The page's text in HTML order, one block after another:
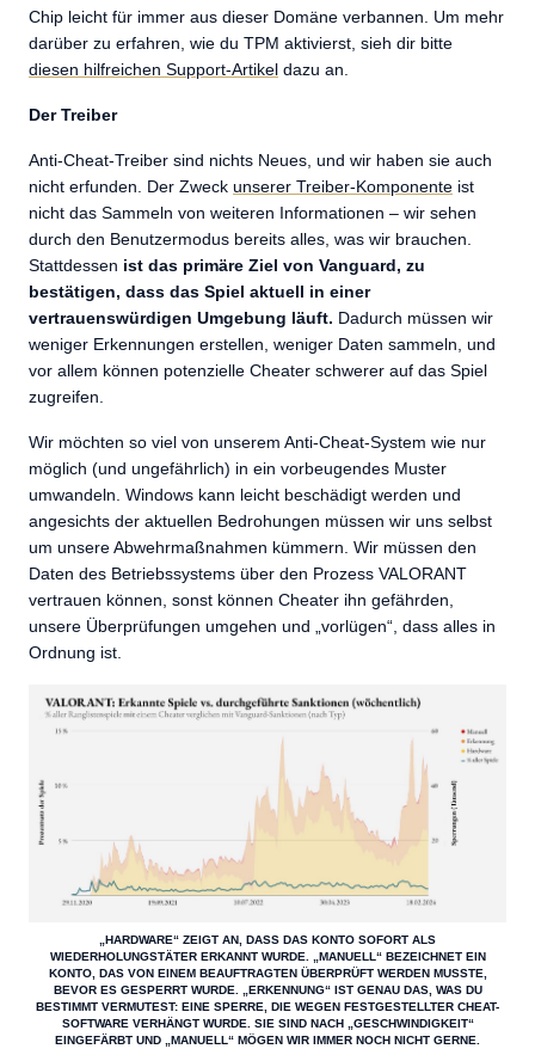
Chip leicht für immer aus dieser Domäne verbannen. Um mehr
darüber zu erfahren, wie du TPM aktivierst, sieh dir bitte
diesen hilfreichen Support-Artikel dazu an.
Der Treiber
Anti-Cheat-Treiber sind nichts Neues, und wir haben sie auch
nicht erfunden. Der Zweck unserer Treiber-Komponente ist
nicht das Sammeln von weiteren Informationen – wir sehen
durch den Benutzermodus bereits alles, was wir brauchen.
Stattdessen ist das primäre Ziel von Vanguard, zu
bestätigen, dass das Spiel aktuell in einer
vertrauenswürdigen Umgebung läuft. Dadurch müssen wir
weniger Erkennungen erstellen, weniger Daten sammeln, und
vor allem können potenzielle Cheater schwerer auf das Spiel
zugreifen.
Wir möchten so viel von unserem Anti-Cheat-System wie nur
möglich (und ungefährlich) in ein vorbeugendes Muster
umwandeln. Windows kann leicht beschädigt werden und
angesichts der aktuellen Bedrohungen müssen wir uns selbst
um unsere Abwehrmaßnahmen kümmern. Wir müssen den
Daten des Betriebssystems über den Prozess VALORANT
vertrauen können, sonst können Cheater ihn gefährden,
unsere Überprüfungen umgehen und „vorlügen“, dass alles in
Ordnung ist.
„HARDWARE“ ZEIGT AN, DASS DAS KONTO SOFORT ALS
WIEDERHOLUNGSTÄTER ERKANNT WURDE. „MANUELL“ BEZEICHNET EIN
KONTO, DAS VON EINEM BEAUFTRAGTEN ÜBERPRÜFT WERDEN MUSSTE,
BEVOR ES GESPERRT WURDE. „ERKENNUNG“ IST GENAU DAS, WAS DU
BESTIMMT VERMUTEST: EINE SPERRE, DIE WEGEN FESTGESTELLTER CHEAT-
SOFTWARE VERHÄNGT WURDE. SIE SIND NACH „GESCHWINDIGKEIT“
EINGEFÄRBT UND „MANUELL“ MÖGEN WIR IMMER NOCH NICHT GERNE.